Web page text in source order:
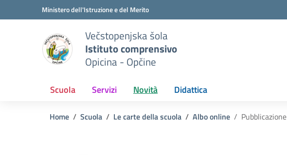
Vai ai contenuti
Vai al menu di navigazioneMinistero dell'Istruzione e del Merito
Večstopenjska šola
Istituto comprensivo
Opicina - Opčine
Scuola Servizi Novità Didattica
Home Scuola Le carte della scuola Albo online